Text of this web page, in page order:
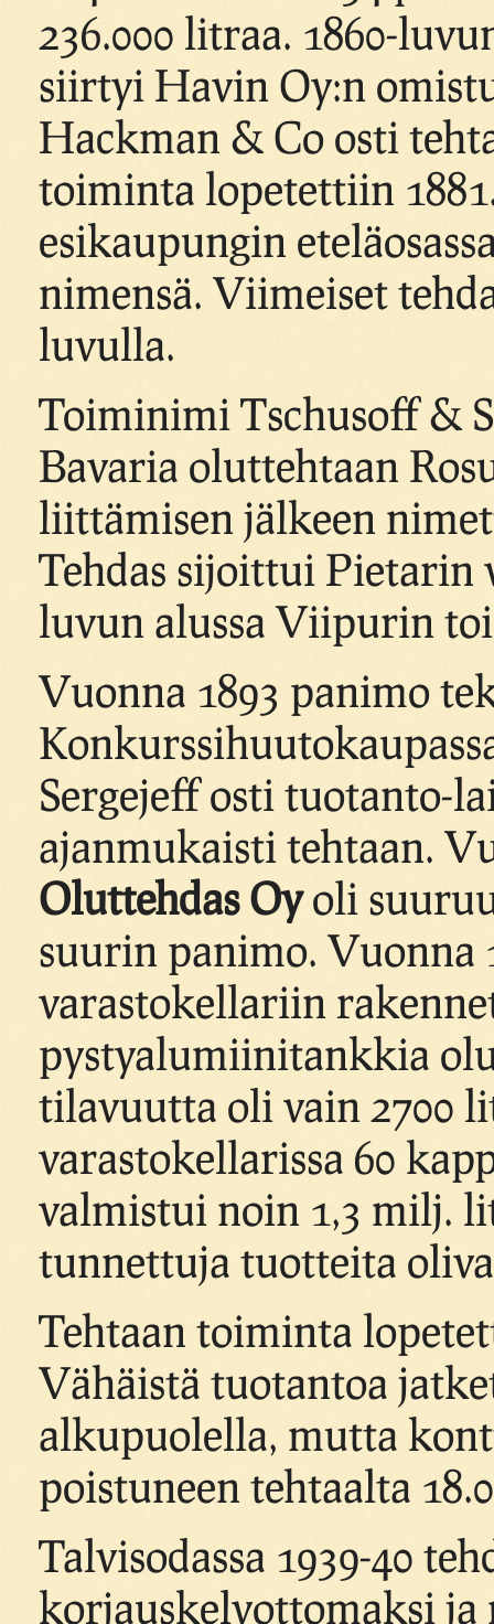
236.000 litraa. 1860-
siirtyi Havin Oy:n
Hackman & Co osti
toiminta lopetettiin
esikaupungin
nimensä. Viimeiset
luvulla.
Toiminimi Tschusoff &
Bavaria oluttehtaan
liittämisen jälkeen
Tehdas sijoittui Pietarin
luvun alussa Viipurin
Vuonna 1893 panimo
Sergejeff osti tuotanto-
ajanmukaisti tehtaan.
Oluttehdas Oyoli
suurin panimo. Vuonna
varastokellariin
pystyalumiinitankkia
tilavuutta oli vain 2700
varastokellarissa 60
valmistui noin 1,3 milj.
tunnettuja tuotteita
Tehtaan toiminta
Vähäistä tuotantoa
alkupuolella, mutta
poistuneen tehtaalta
Talvisodassa 1939-40
korjauskelvottomaksi